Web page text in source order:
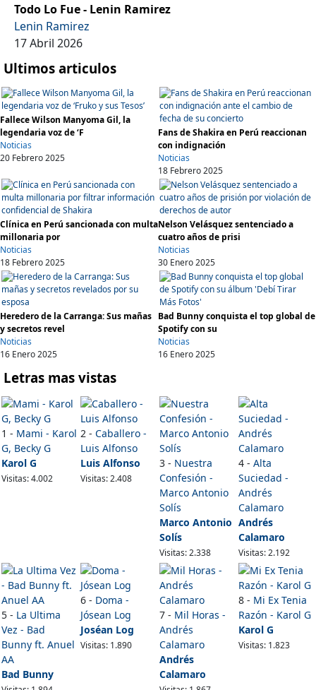
Todo Lo Fue - Lenin Ramirez
Lenin Ramirez
17 Abril 2026
Ultimos articulos
Fallece Wilson Manyoma Gil, la
legendaria voz de ‘F
Noticias
20 Febrero 2025
Fans de Shakira en Perú reaccionan
con indignación
Noticias
18 Febrero 2025
Clínica en Perú sancionada con multa
millonaria por
Noticias
18 Febrero 2025
Nelson Velásquez sentenciado a
cuatro años de prisi
Noticias
30 Enero 2025
Heredero de la Carranga: Sus mañas
y secretos revel
Noticias
16 Enero 2025
Bad Bunny conquista el top global de
Spotify con su
Noticias
16 Enero 2025
Letras mas vistas
1 - Mami - Karol
G, Becky G
Karol G
Visitas: 4.002
2 -Caballero -
Luis Alfonso
Luis Alfonso
Visitas: 2.408
3 - Nuestra
Confesión -
Marco Antonio
Solís
Marco Antonio
Solís
Visitas: 2.338
4 -Alta
Suciedad -
Andrés
Calamaro
Andrés
Calamaro
Visitas: 2.192
5 - La Ultima
Vez - Bad
Bunny ft. Anuel
AA
Bad Bunny
6 - Doma -
Jósean Log
Joséan Log
Visitas: 1.890
7 - Mil Horas -
Andrés
Calamaro
Andrés
Calamaro
8 - Mi Ex Tenia
Razón - Karol G
Karol G
Visitas: 1.823